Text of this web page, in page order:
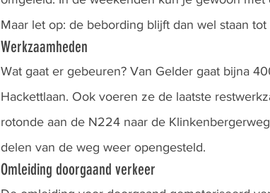
Maar let op: de bebording blijft dan wel staan
Werkzaamheden
Wat gaat er gebeuren? Van Gelder gaat bijna
Hackettlaan. Ook voeren ze de laatste
rotonde aan de N224 naar de
delen van de weg weer opengesteld.
Omleiding doorgaand verkeer